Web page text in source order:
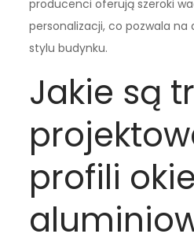
producenci oferują szeroki
personalizacji, co pozwala na
stylu budynku.
Jakie są
profili